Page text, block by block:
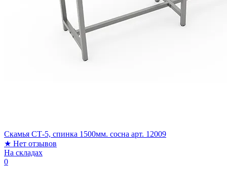
Скамья СТ-5, спинка 1500мм. сосна арт. 12009
★ Нет отзывов
На складах
0